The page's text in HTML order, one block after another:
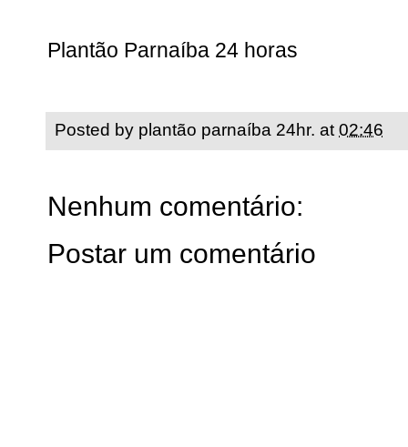
Plantão Parnaíba 24 horas
Posted by plantão parnaíba 24hr. at 02:46
Nenhum comentário:
Postar um comentário